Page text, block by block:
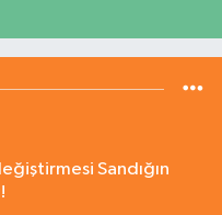
Sandığın